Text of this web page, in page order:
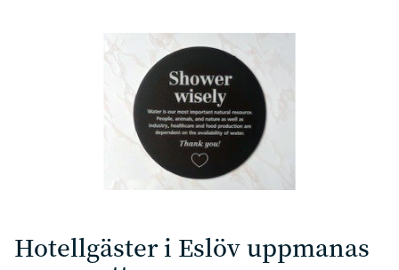
Hotellgäster i Eslöv uppmanas